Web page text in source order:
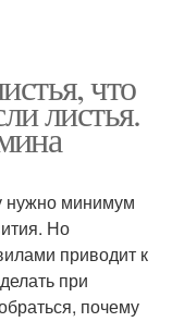
что
листья.
нужно минимум
Но
приводит к
при
почему